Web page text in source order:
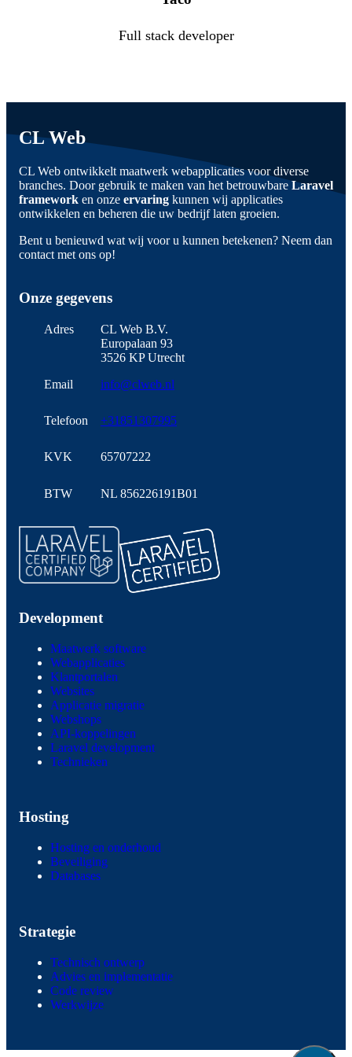
Full stack developer
CL Web
CL Web ontwikkelt maatwerk webapplicaties voor diverse
branches. Door gebruik te maken van het betrouwbare Laravel
framework en onze ervaring kunnen wij applicaties
ontwikkelen en beheren die uw bedrijf laten groeien.
Bent u benieuwd wat wij voor u kunnen betekenen? Neem dan
contact met ons op!
Onze gegevens
Adres
CL Web B.V.
Europalaan 93
3526 KP Utrecht
Email
info@clweb.nl
Telefoon +31851307995
KVK 65707222
BTW NL 856226191B01
Development
Maatwerk software
Webapplicaties
Klantportalen
Websites
Applicatie migratie
Webshops
API-koppelingen
Laravel development
Technieken
Hosting
Hosting en onderhoud
Beveiliging
Databases
Strategie
Technisch ontwerp
Advies en implementatie
Code review
Werkwijze